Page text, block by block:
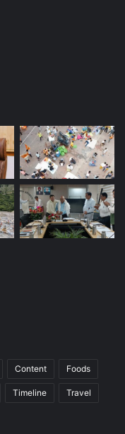
Content Foods
Timeline Travel